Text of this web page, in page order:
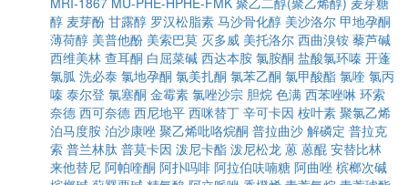
醇 麦芽酚 甘露醇 罗汉松脂素 马沙骨化醇 美沙洛尔 甲地孕酮
薄荷醇 美普他酚 美索巴莫 灭多威 美托洛尔 西曲溴铵 藜芦碱
西维美林 查耳酮 白屈菜碱 西达本胺 氯胺酮 盐酸氯环嗪 开蓬
氯胍 洗必泰 氯地孕酮 氯美扎酮 氯苯乙酮 氯甲酸酯 氯喹 氯丙
嗪 泰尔登 氯塞酮 金霉素 氯唑沙宗 胆烷 色满 西苯唑啉 环索
奈德 西可奈德 西尼地平 西咪替丁 辛可卡因 桉叶素 聚氯乙烯
泊马度胺 泊沙康唑 聚乙烯吡咯烷酮 普拉曲沙 解磷定 普拉克
索 普兰林肽 普莫卡因 泼尼卡酯 泼尼松龙 蒽 蒽醌 安替比林
来他替尼 阿帕喹酮 阿扑吗啡 阿拉伯呋喃糖 阿曲唑 槟榔次碱